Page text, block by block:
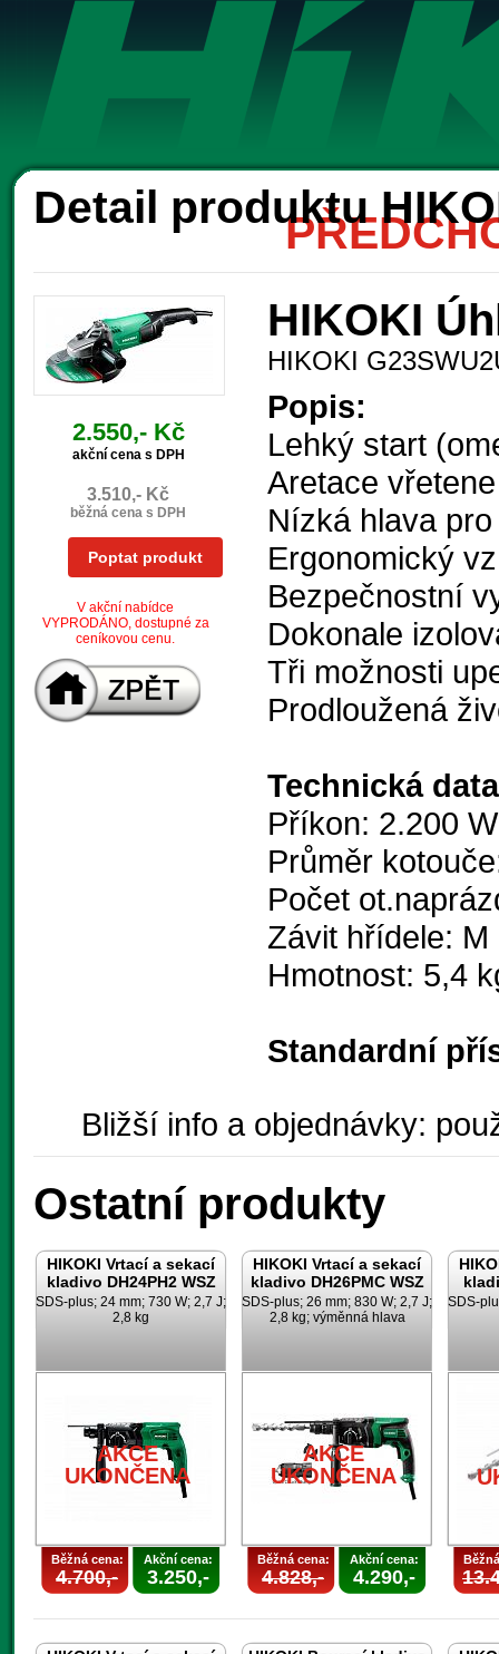
Detail produktu
2.550,- Kč
akční cena s DPH
3.510,- Kč
běžná cena s DPH
Poptat produkt
V akční nabídce
VYPRODÁNO, dostupné za
ceníkovou cenu.
HIKOKI
HIKOKI
Popis:
Lehký start
Aretace vřetene
Nízká hlava
Ergonomický
Bezpečnostní
Dokonale
Tři možnosti
Prodloužená
Technická
Příkon: 2.200 W
Průměr
Počet
Závit hřídele: M
Hmotnost: 5,4
Standardní
Bližší info a objednávky:
Ostatní produkty
HIKOKI Vrtací a sekací
kladivo DH24PH2 WSZ
SDS-plus; 24 mm; 730 W; 2,7 J;
2,8 kg
AKCE
UKONČENA
Běžná cena:
4.700,-
Akční cena:
3.250,-
HIKOKI Vrtací a sekací
kladivo DH26PMC WSZ
SDS-plus; 26 mm; 830 W; 2,7 J;
2,8 kg; výměnná hlava
AKCE
UKONČENA
Běžná cena:
4.828,-
Akční cena:
4.290,-
SDS-